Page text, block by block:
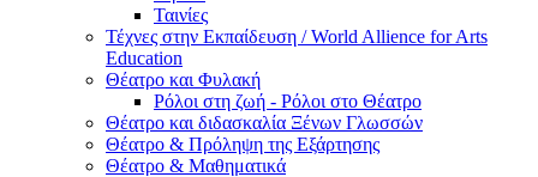
Ταινίες
Τέχνες στην Εκπαίδευση / World Allience for Arts
Education
Θέατρο και Φυλακή
Ρόλοι στη ζωή - Ρόλοι στο Θέατρο
Θέατρο και διδασκαλία Ξένων Γλωσσών
Θέατρο & Πρόληψη της Εξάρτησης
Θέατρο & Μαθηματικά